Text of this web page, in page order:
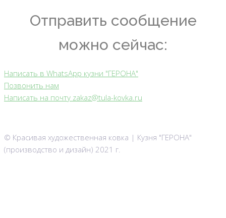
Отправить сообщение
можно сейчас:
Написать в WhatsApp кузни "ГЕРОНА"
Позвонить нам
Написать на почту zakaz@tula-kovka.ru
© Красивая художественная ковка | Кузня "ГЕРОНА"
(производство и дизайн) 2021 г.